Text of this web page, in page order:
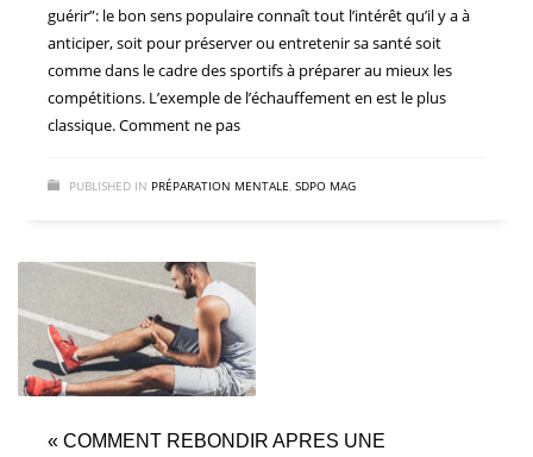
guérir”: le bon sens populaire connaît tout l’intérêt qu’il y a à
anticiper, soit pour préserver ou entretenir sa santé soit
comme dans le cadre des sportifs à préparer au mieux les
compétitions. L’exemple de l’échauffement en est le plus
classique. Comment ne pas
PUBLISHED IN PRÉPARATION MENTALE, SDPO MAG
« COMMENT REBONDIR APRES UNE